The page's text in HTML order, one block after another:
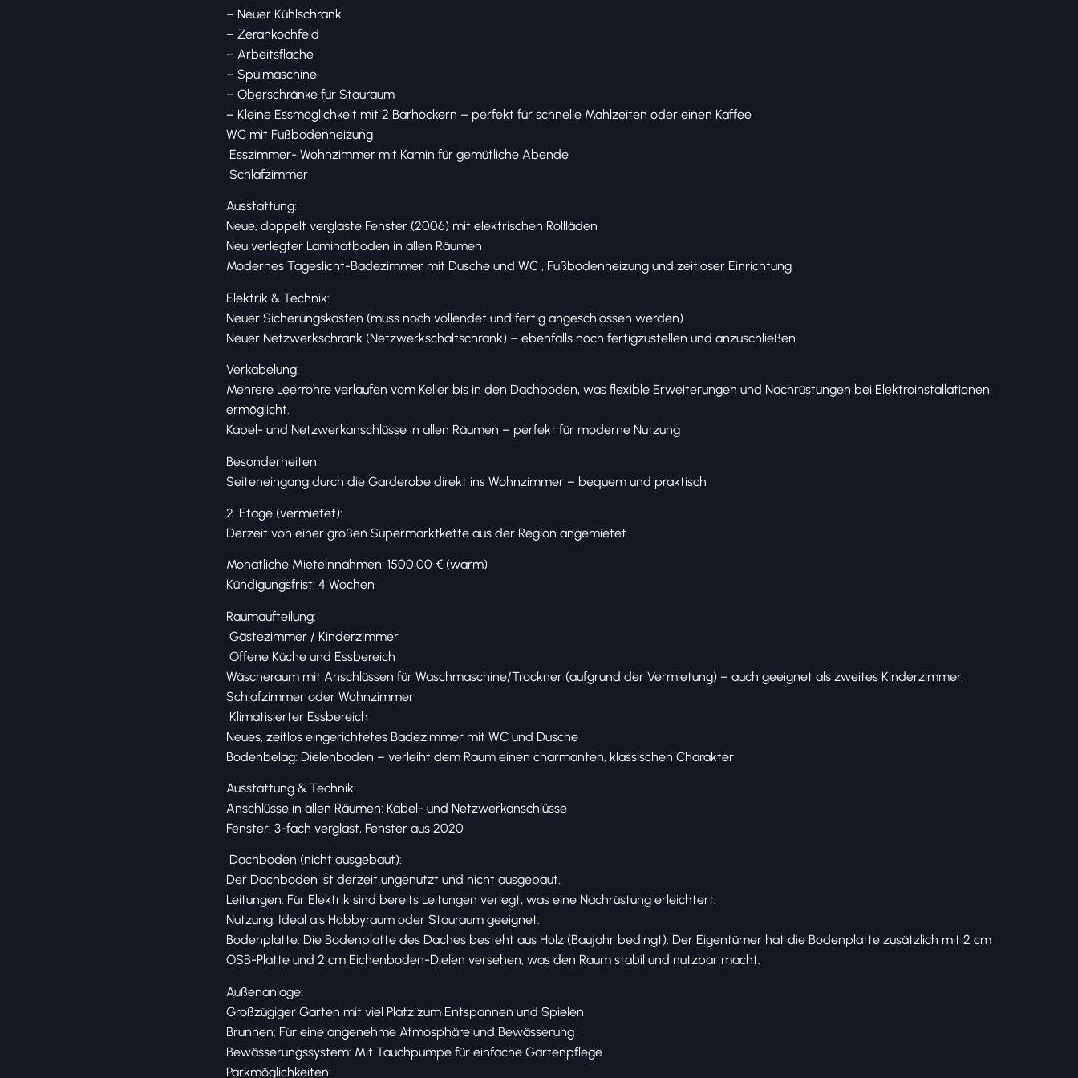
– Neuer Kühlschrank
– Zerankochfeld
– Arbeitsfläche
– Spülmaschine
– Oberschränke für Stauraum ️
– Kleine Essmöglichkeit mit 2 Barhockern – perfekt für schnelle Mahlzeiten oder einen Kaffee
WC mit Fußbodenheizung
️ Esszimmer- Wohnzimmer mit Kamin für gemütliche Abende
️ Schlafzimmer
Ausstattung:
Neue, doppelt verglaste Fenster (2006) mit elektrischen Rollläden
Neu verlegter Laminatboden in allen Räumen
Modernes Tageslicht-Badezimmer mit Dusche und WC , Fußbodenheizung und zeitloser Einrichtung
Elektrik & Technik:
Neuer Sicherungskasten (muss noch vollendet und fertig angeschlossen werden)
Neuer Netzwerkschrank (Netzwerkschaltschrank) – ebenfalls noch fertigzustellen und anzuschließen
Verkabelung:
Mehrere Leerrohre verlaufen vom Keller bis in den Dachboden, was flexible Erweiterungen und Nachrüstungen bei Elektroinstallationen
ermöglicht.
Kabel- und Netzwerkanschlüsse in allen Räumen – perfekt für moderne Nutzung
Besonderheiten:
Seiteneingang durch die Garderobe direkt ins Wohnzimmer – bequem und praktisch
2. Etage (vermietet):
Derzeit von einer großen Supermarktkette aus der Region angemietet.
Monatliche Mieteinnahmen: 1500,00 € (warm)
Kündigungsfrist: 4 Wochen
Raumaufteilung:
️ Gästezimmer / Kinderzimmer
️ Offene Küche und Essbereich
Wäscheraum mit Anschlüssen für Waschmaschine/Trockner (aufgrund der Vermietung) – auch geeignet als zweites Kinderzimmer,
Schlafzimmer oder Wohnzimmer
️ Klimatisierter Essbereich
Neues, zeitlos eingerichtetes Badezimmer mit WC und Dusche
Bodenbelag: Dielenboden – verleiht dem Raum einen charmanten, klassischen Charakter
Ausstattung & Technik:
Anschlüsse in allen Räumen: Kabel- und Netzwerkanschlüsse ️
Fenster: 3-fach verglast, Fenster aus 2020
️ Dachboden (nicht ausgebaut):
Der Dachboden ist derzeit ungenutzt und nicht ausgebaut.
Leitungen: Für Elektrik sind bereits Leitungen verlegt, was eine Nachrüstung erleichtert.
Nutzung: Ideal als Hobbyraum oder Stauraum geeignet.
Bodenplatte: Die Bodenplatte des Daches besteht aus Holz (Baujahr bedingt). Der Eigentümer hat die Bodenplatte zusätzlich mit 2 cm
OSB-Platte und 2 cm Eichenboden-Dielen versehen, was den Raum stabil und nutzbar macht.
Außenanlage:
Großzügiger Garten mit viel Platz zum Entspannen und Spielen
Brunnen: Für eine angenehme Atmosphäre und Bewässerung
Bewässerungssystem: Mit Tauchpumpe für einfache Gartenpflege
Parkmöglichkeiten: